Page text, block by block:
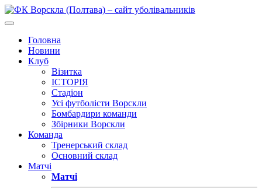
Головна
Новини
Клуб
Візитка
ІСТОРІЯ
Стадіон
Усі футболісти Ворскли
Бомбардири команди
Збірники Ворскли
Команда
Тренерський склад
Основний склад
Матчі
Матчі